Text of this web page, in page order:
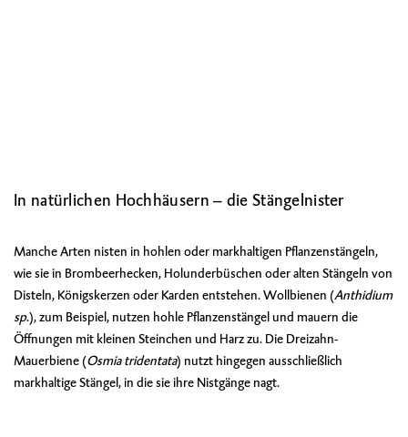
In natürlichen Hochhäusern – die Stängelnister
Manche Arten nisten in hohlen oder markhaltigen Pflanzenstängeln,
wie sie in Brombeerhecken, Holunderbüschen oder alten Stängeln von
Disteln, Königskerzen oder Karden entstehen. Wollbienen (Anthidium
sp.), zum Beispiel, nutzen hohle Pflanzenstängel und mauern die
Öffnungen mit kleinen Steinchen und Harz zu. Die Dreizahn-
Mauerbiene (Osmia tridentata) nutzt hingegen ausschließlich
markhaltige Stängel, in die sie ihre Nistgänge nagt.